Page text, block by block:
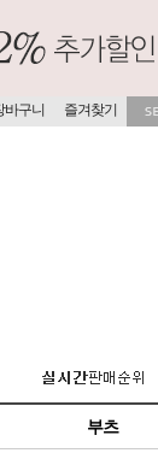
바구니 즐겨찾기
부츠